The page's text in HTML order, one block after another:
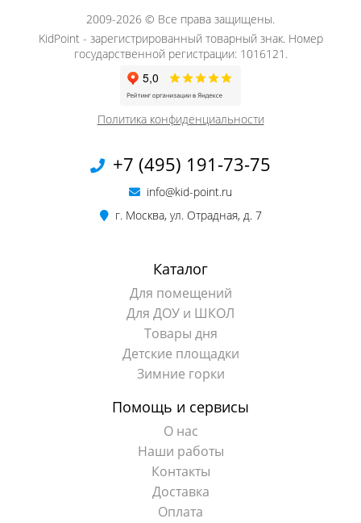
Каталог
Для помещений
Для ДОУ и ШКОЛ
Товары дня
Детские площадки
Зимние горки
Помощь и сервисы
О нас
Наши работы
Контакты
Доставка
Оплата
+7 (495) 191-73-75
info@kid-point.ru
г. Москва, ул. Отрадная, д. 7
2009-2026 © Все права защищены.
KidPoint - зарегистрированный товарный знак. Номер
государственной регистрации: 1016121.
Политика конфиденциальности